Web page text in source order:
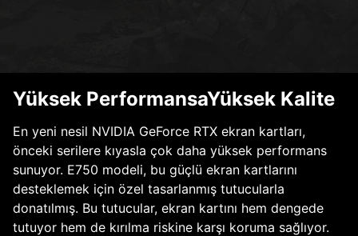
Yüksek PerformansaYüksek Kalite
En yeni nesil NVIDIA GeForce RTX ekran kartları,
önceki serilere kıyasla çok daha yüksek performans
sunuyor. E750 modeli, bu güçlü ekran kartlarını
desteklemek için özel tasarlanmış tutucularla
donatılmış. Bu tutucular, ekran kartını hem dengede
tutuyor hem de kırılma riskine karşı koruma sağlıyor.